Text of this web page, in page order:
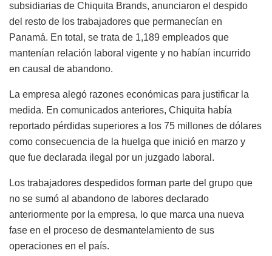
subsidiarias de Chiquita Brands, anunciaron el despido
del resto de los trabajadores que permanecían en
Panamá. En total, se trata de 1,189 empleados que
mantenían relación laboral vigente y no habían incurrido
en causal de abandono.
La empresa alegó razones económicas para justificar la
medida. En comunicados anteriores, Chiquita había
reportado pérdidas superiores a los 75 millones de dólares
como consecuencia de la huelga que inició en marzo y
que fue declarada ilegal por un juzgado laboral.
Los trabajadores despedidos forman parte del grupo que
no se sumó al abandono de labores declarado
anteriormente por la empresa, lo que marca una nueva
fase en el proceso de desmantelamiento de sus
operaciones en el país.